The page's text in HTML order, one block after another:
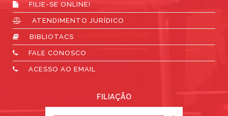
FILIE-SE ONLINE!
ATENDIMENTO JURÍDICO
BIBLIOTACS
FALE CONOSCO
ACESSO AO EMAIL
FILIAÇÃO